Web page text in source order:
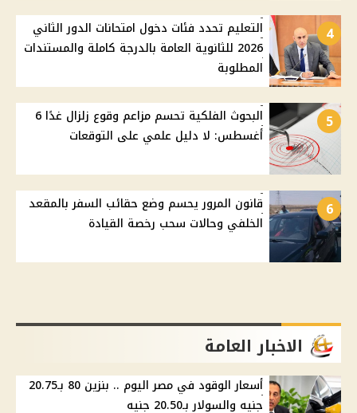
4
التعليم تحدد فئات دخول امتحانات الدور الثاني
2026 للثانوية العامة بالدرجة كاملة والمستندات
المطلوبة
5
البحوث الفلكية تحسم مزاعم وقوع زلزال غدًا 6
أغسطس: لا دليل علمي على التوقعات
6
قانون المرور يحسم وضع حقائب السفر بالمقعد
الخلفي وحالات سحب رخصة القيادة
الاخبار العامة
أسعار الوقود في مصر اليوم .. بنزين 80 بـ20.75
جنيه والسولار بـ20.50 جنيه